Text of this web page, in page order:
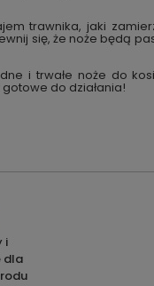
trawnika, jaki
się, że noże będą
i trwałe noże do
gotowe do działania!
i
dla